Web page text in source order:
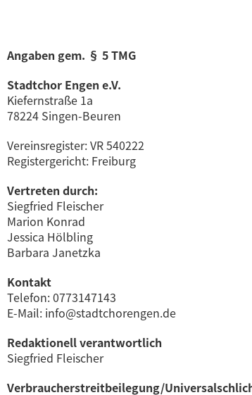
Angaben gem. § 5 TMG
Stadtchor Engen e.V.
Kiefernstraße 1a
78224 Singen-Beuren
Vereinsregister: VR 540222
Registergericht: Freiburg
Vertreten durch:
Siegfried Fleischer
Marion Konrad
Jessica Hölbling
Barbara Janetzka
Kontakt
Telefon: 0773147143
E-Mail: info@stadtchorengen.de
Redaktionell verantwortlich
Siegfried Fleischer
Verbraucherstreitbeilegung/